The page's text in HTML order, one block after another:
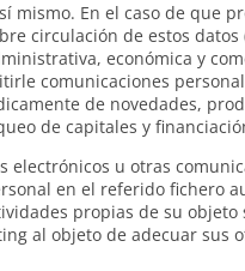
mismo. En el caso de que
circulación de estos datos
económica y
comunicaciones
de novedades,
de capitales y
u otras
en el referido fichero
propias de su
al objeto de adecuar